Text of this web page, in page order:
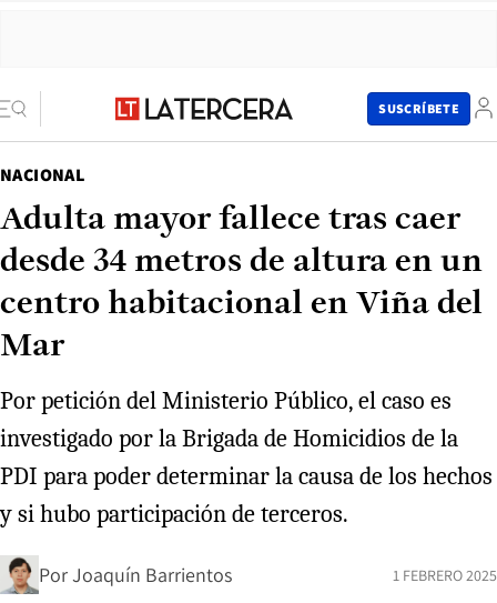
SUSCRÍBETE
NACIONAL
Adulta mayor fallece tras caer
desde 34 metros de altura en un
centro habitacional en Viña del
Mar
Por petición del Ministerio Público, el caso es
investigado por la Brigada de Homicidios de la
PDI para poder determinar la causa de los hechos
y si hubo participación de terceros.
PorJoaquín Barrientos 1 FEBRERO 2025